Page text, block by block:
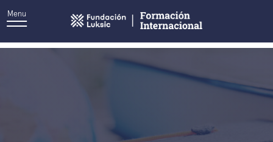
Menu
Autor: Emilia Benítez